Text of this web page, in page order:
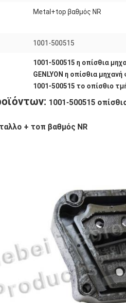
Metal+top βαθμός NR
1001-500515
1001-500515 η οπίσθια
GENLYON η οπίσθια
1001-500515 το οπίσθιο
1001-500515
+ τοπ βαθμός NR